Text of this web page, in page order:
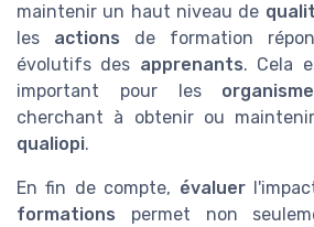
maintenir un haut niveau de
les actions de formation
évolutifs des apprenants. Cela
important pour les
cherchant à obtenir ou
qualiopi.
En fin de compte, évaluer
formations permet non